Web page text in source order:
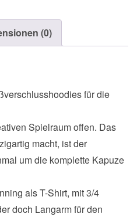
(0)
für die
Spielraum offen. Das
macht, ist der
um die komplette Kapuze
als T-Shirt, mit 3/4
doch Langarm für den